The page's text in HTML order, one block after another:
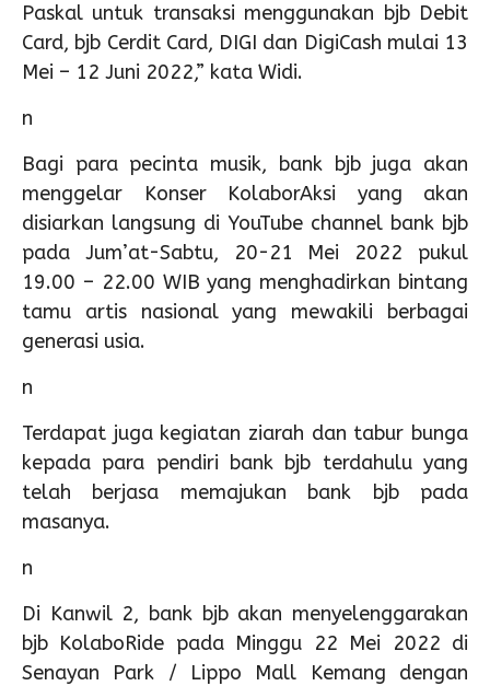
Paskal untuk transaksi menggunakan bjb Debit
Card, bjb Cerdit Card, DIGI dan DigiCash mulai 13
Mei – 12 Juni 2022,” kata Widi.
n
Bagi para pecinta musik, bank bjb juga akan
menggelar Konser KolaborAksi yang akan
disiarkan langsung di YouTube channel bank bjb
pada Jum’at-Sabtu, 20-21 Mei 2022 pukul
19.00 – 22.00 WIB yang menghadirkan bintang
tamu artis nasional yang mewakili berbagai
generasi usia.
n
Terdapat juga kegiatan ziarah dan tabur bunga
kepada para pendiri bank bjb terdahulu yang
telah berjasa memajukan bank bjb pada
masanya.
n
Di Kanwil 2, bank bjb akan menyelenggarakan
bjb KolaboRide pada Minggu 22 Mei 2022 di
Senayan Park / Lippo Mall Kemang dengan